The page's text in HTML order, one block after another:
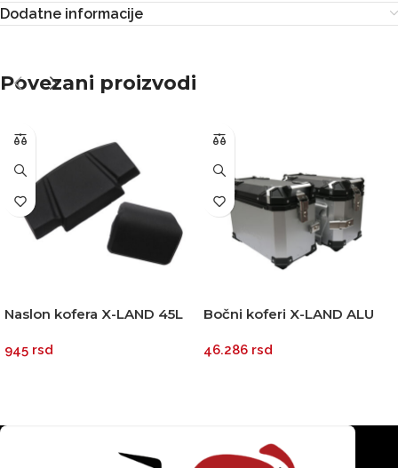
Dodatne informacije
Povezani proizvodi
Naslon kofera X-LAND 45L
945 rsd
Bočni koferi X-LAND ALU
46.286 rsd